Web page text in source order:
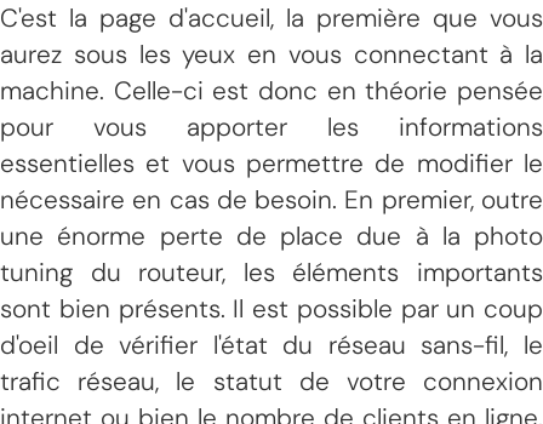
C'est la page d'accueil, la première que vous
aurez sous les yeux en vous connectant à la
machine. Celle-ci est donc en théorie pensée
pour vous apporter les informations
essentielles et vous permettre de modifier le
nécessaire en cas de besoin. En premier, outre
une énorme perte de place due à la photo
tuning du routeur, les éléments importants
sont bien présents. Il est possible par un coup
d'oeil de vérifier l'état du réseau sans-fil, le
trafic réseau, le statut de votre connexion
internet ou bien le nombre de clients en ligne.